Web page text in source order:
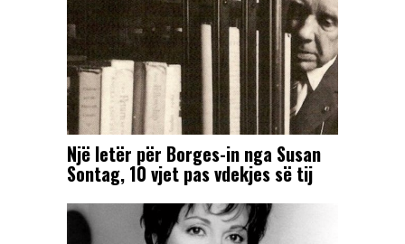
Një letër për Borges-in nga Susan
Sontag, 10 vjet pas vdekjes së tij